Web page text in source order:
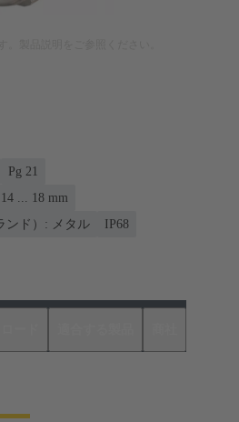
Pg 21
... 18 mm
ンド）: メタル
IP68